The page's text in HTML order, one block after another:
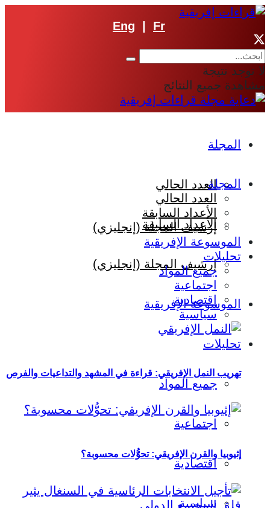
Eng Fr
لا توجد نتيجة
مشاهدة جميع النتائج
المجلة
العدد الحالي
الأعداد السابقة
إرشيف المجلة (إنجليزي)
الموسوعة الإفريقية
تحليلات
جميع المواد
اجتماعية
اقتصادية
سياسية
المجلة
العدد الحالي
الأعداد السابقة
إرشيف المجلة (إنجليزي)
الموسوعة الإفريقية
تحليلات
جميع المواد
اجتماعية
اقتصادية
سياسية
تهريب النمل الإفريقي: قراءة في المشهد والتداعيات والفرص
إثيوبيا والقرن الإفريقي: تحوُّلات محسوبة؟